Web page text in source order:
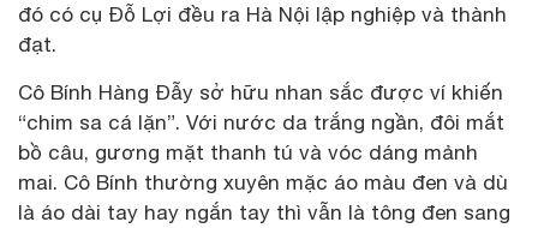
đó có cụ Đỗ Lợi đều ra Hà Nội lập nghiệp và thành
đạt.
Cô Bính Hàng Đẫy sở hữu nhan sắc được ví khiến
“chim sa cá lặn”. Với nước da trắng ngần, đôi mắt
bồ câu, gương mặt thanh tú và vóc dáng mảnh
mai. Cô Bính thường xuyên mặc áo màu đen và dù
là áo dài tay hay ngắn tay thì vẫn là tông đen sang